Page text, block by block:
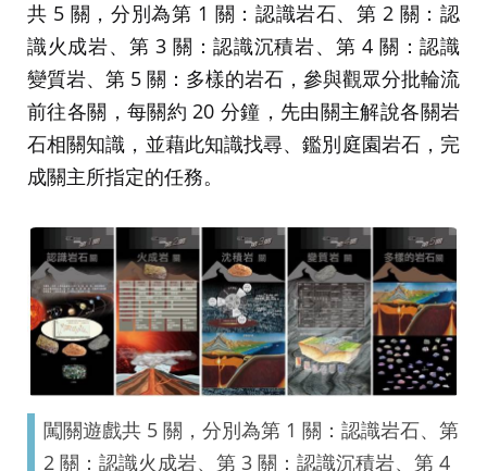
共 5 關，分別為第 1 關：認識岩石、第 2 關：認
識火成岩、第 3 關：認識沉積岩、第 4 關：認識
變質岩、第 5 關：多樣的岩石，參與觀眾分批輪流
前往各關，每關約 20 分鐘，先由關主解說各關岩
石相關知識，並藉此知識找尋、鑑別庭園岩石，完
成關主所指定的任務。
闖關遊戲共 5 關，分別為第 1 關：認識岩石、第
2 關：認識火成岩、第 3 關：認識沉積岩、第 4